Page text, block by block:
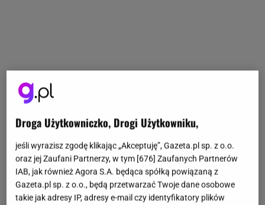
Droga Użytkowniczko, Drogi Użytkowniku,
jeśli wyrazisz zgodę klikając „Akceptuję”, Gazeta.pl sp. z o.o.
oraz jej Zaufani Partnerzy, w tym [676] Zaufanych Partnerów
IAB, jak również Agora S.A. będąca spółką powiązaną z
Gazeta.pl sp. z o.o., będą przetwarzać Twoje dane osobowe
takie jak adresy IP, adresy e-mail czy identyfikatory plików